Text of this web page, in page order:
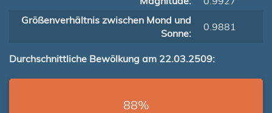
Größenverhältnis zwischen Mond und
Sonne:
0.9881
Durchschnittliche Bewölkung am 22.03.2509:
88%